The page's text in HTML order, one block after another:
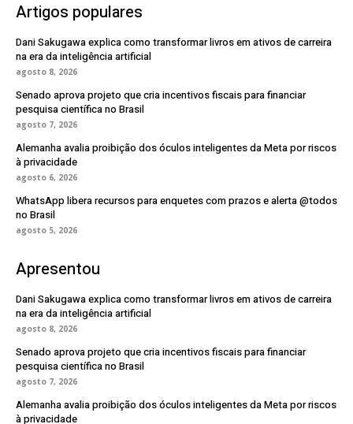
Artigos populares
Dani Sakugawa explica como transformar livros em ativos de carreira
na era da inteligência artificial
agosto 8, 2026
Senado aprova projeto que cria incentivos fiscais para financiar
pesquisa científica no Brasil
agosto 7, 2026
Alemanha avalia proibição dos óculos inteligentes da Meta por riscos
à privacidade
agosto 6, 2026
WhatsApp libera recursos para enquetes com prazos e alerta @todos
no Brasil
agosto 5, 2026
Apresentou
Dani Sakugawa explica como transformar livros em ativos de carreira
na era da inteligência artificial
agosto 8, 2026
Senado aprova projeto que cria incentivos fiscais para financiar
pesquisa científica no Brasil
agosto 7, 2026
Alemanha avalia proibição dos óculos inteligentes da Meta por riscos
à privacidade